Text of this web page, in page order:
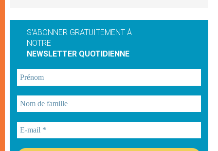
S'ABONNER GRATUITEMENT À
NOTRE
NEWSLETTER QUOTIDIENNE